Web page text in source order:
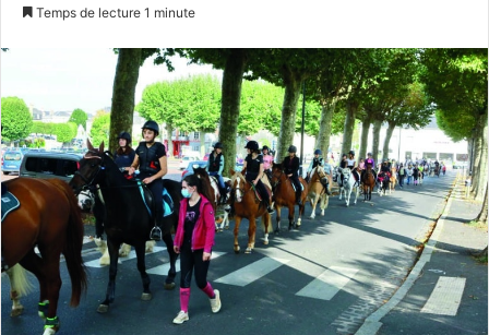
o
y
e
r
u
n
c
o
r
r
Temps de lecture 1 minute